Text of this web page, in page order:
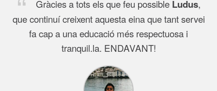
Gràcies a tots els que feu possible Ludus,
que continuí creixent aquesta eina que tant servei
fa cap a una educació més respectuosa i
tranquil.la. ENDAVANT!